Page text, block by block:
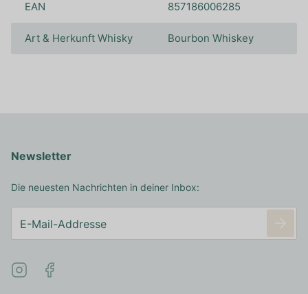
EAN 857186006285
Art & Herkunft Whisky Bourbon Whiskey
Newsletter
Die neuesten Nachrichten in deiner Inbox: